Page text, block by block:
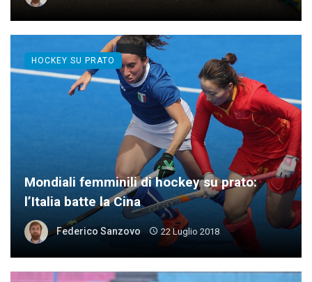
Mondiali femminili di hockey su prato:
l’Italia batte la Cina
Federico Sanzovo 22 Luglio 2018
HOCKEY SU PRATO